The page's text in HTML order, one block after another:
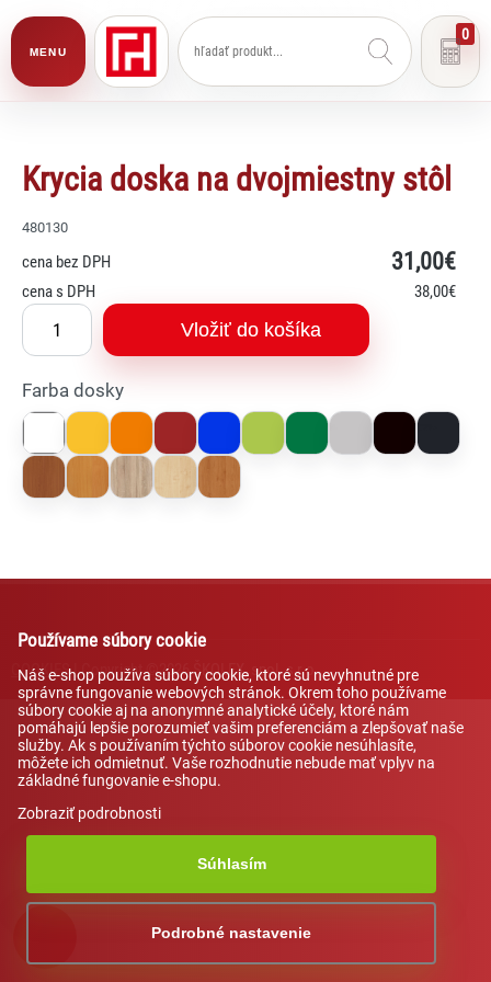
MENU
0
Krycia doska na dvojmiestny stôl
480130
cena bez DPH 31 ,00€
cena s DPH 38,00€
Vložiť do košíka
Farba dosky
COOKIES| Copyright ©2026 ŠKOLEX, spol. s r.o.
Používame súbory cookie
Náš e-shop používa súbory cookie, ktoré sú nevyhnutné pre
správne fungovanie webových stránok. Okrem toho používame
súbory cookie aj na anonymné analytické účely, ktoré nám
pomáhajú lepšie porozumieť vašim preferenciám a zlepšovať naše
služby. Ak s používaním týchto súborov cookie nesúhlasíte,
môžete ich odmietnuť. Vaše rozhodnutie nebude mať vplyv na
základné fungovanie e-shopu.
Zobraziť podrobnosti
Súhlasím
Podrobné nastavenie
Asistent pre školský nábytok a
AI asistent od NEXT176